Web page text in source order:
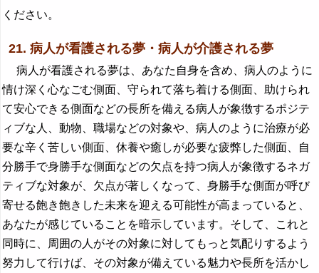
ください。
21. 病人が看護される夢・病人が介護される夢
病人が看護される夢は、あなた自身を含め、病人のように
情け深く心なごむ側面、守られて落ち着ける側面、助けられ
て安心できる側面などの長所を備える病人が象徴するポジテ
ィブな人、動物、職場などの対象や、病人のように治療が必
要な辛く苦しい側面、休養や癒しが必要な疲弊した側面、自
分勝手で身勝手な側面などの欠点を持つ病人が象徴するネガ
ティブな対象が、欠点が著しくなって、身勝手な側面が呼び
寄せる飽き飽きした未来を迎える可能性が高まっていると、
あなたが感じていることを暗示しています。そして、これと
同時に、周囲の人がその対象に対してもっと気配りするよう
努力して行けば、その対象が備えている魅力や長所を活かし